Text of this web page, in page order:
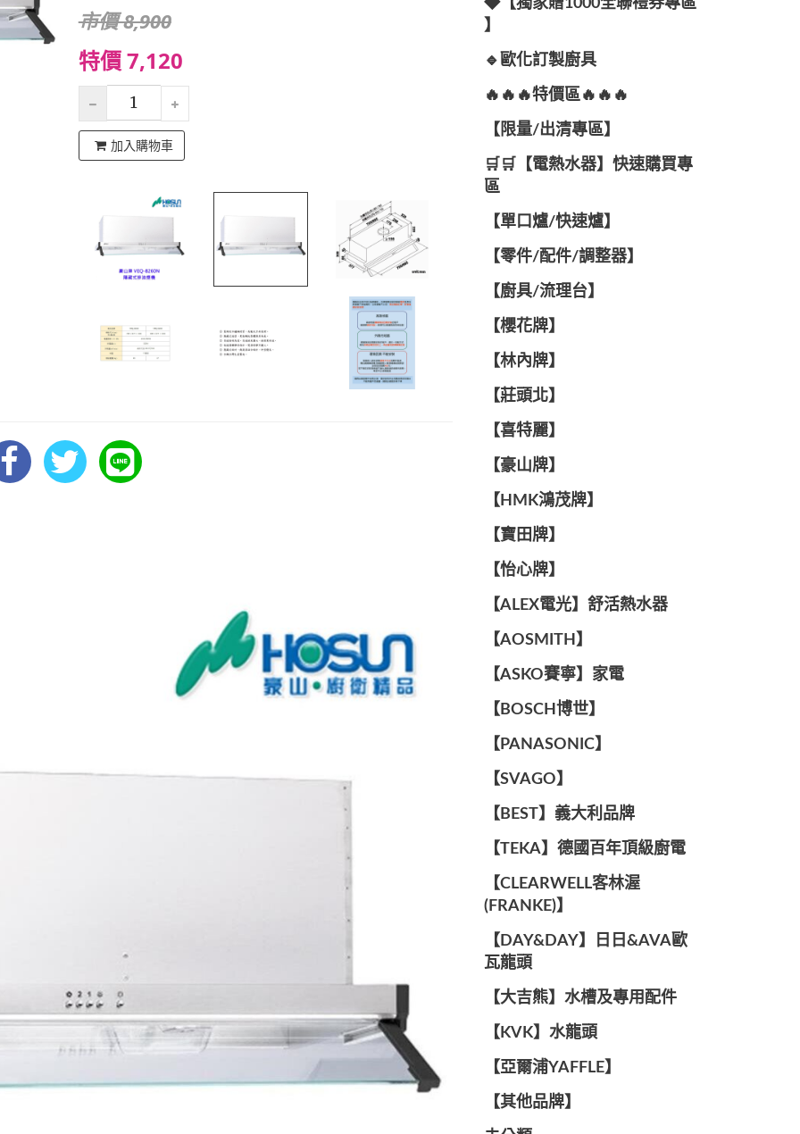
市價 8,900
特價 7,120
加入購物車
◆【獨家贈1000全聯禮券專區
】
🔹歐化訂製廚具
🔥🔥🔥特價區🔥🔥🔥
【限量/出清專區】
🛒🛒【電熱水器】快速購買專
區
【單口爐/快速爐】
【零件/配件/調整器】
【廚具/流理台】
【櫻花牌】
【林內牌】
【莊頭北】
【喜特麗】
【豪山牌】
【HMK鴻茂牌】
【寶田牌】
️【怡心牌】️
️️【ALEX電光】舒活熱水器️️
【AOSMITH】
【ASKO賽寧】家電
【BOSCH博世】
️【PANASONIC】️
️【SVAGO】️
️【BEST】️義大利品牌
️【TEKA】️德國百年頂級廚電
️【CLEARWELL客林渥
(FRANKE)】️
️【DAY&DAY】️日日&AVA歐
瓦龍頭
【大吉熊】水槽及專用配件
️【KVK】水龍頭️
【亞爾浦YAFFLE】
️【其他品牌】️